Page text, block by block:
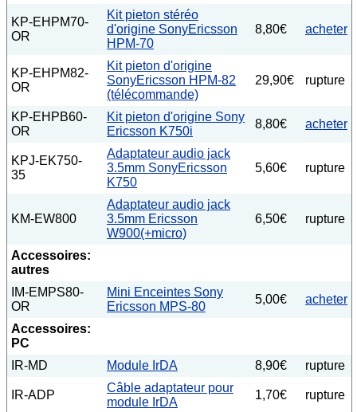
KP-EHPM70-
OR
Kit pieton stéréo
d'origine SonyEricsson
HPM-70
8,80€ acheter
KP-EHPM82-
OR
Kit pieton d'origine
SonyEricsson HPM-82
(télécommande)
29,90€ rupture
KP-EHPB60-
OR
Kit pieton d'origine Sony
Ericsson K750i
8,80€ acheter
KPJ-EK750-
35
Adaptateur audio jack
3.5mm SonyEricsson
K750
5,60€ rupture
KM-EW800
Adaptateur audio jack
3.5mm Ericsson
W900(+micro)
6,50€ rupture
Accessoires:
autres
IM-EMPS80-
OR
Mini Enceintes Sony
Ericsson MPS-80
5,00€ acheter
Accessoires:
PC
IR-MD
Module IrDA 8,90€ rupture
IR-ADP
Câble adaptateur pour
module IrDA
1,70€ rupture